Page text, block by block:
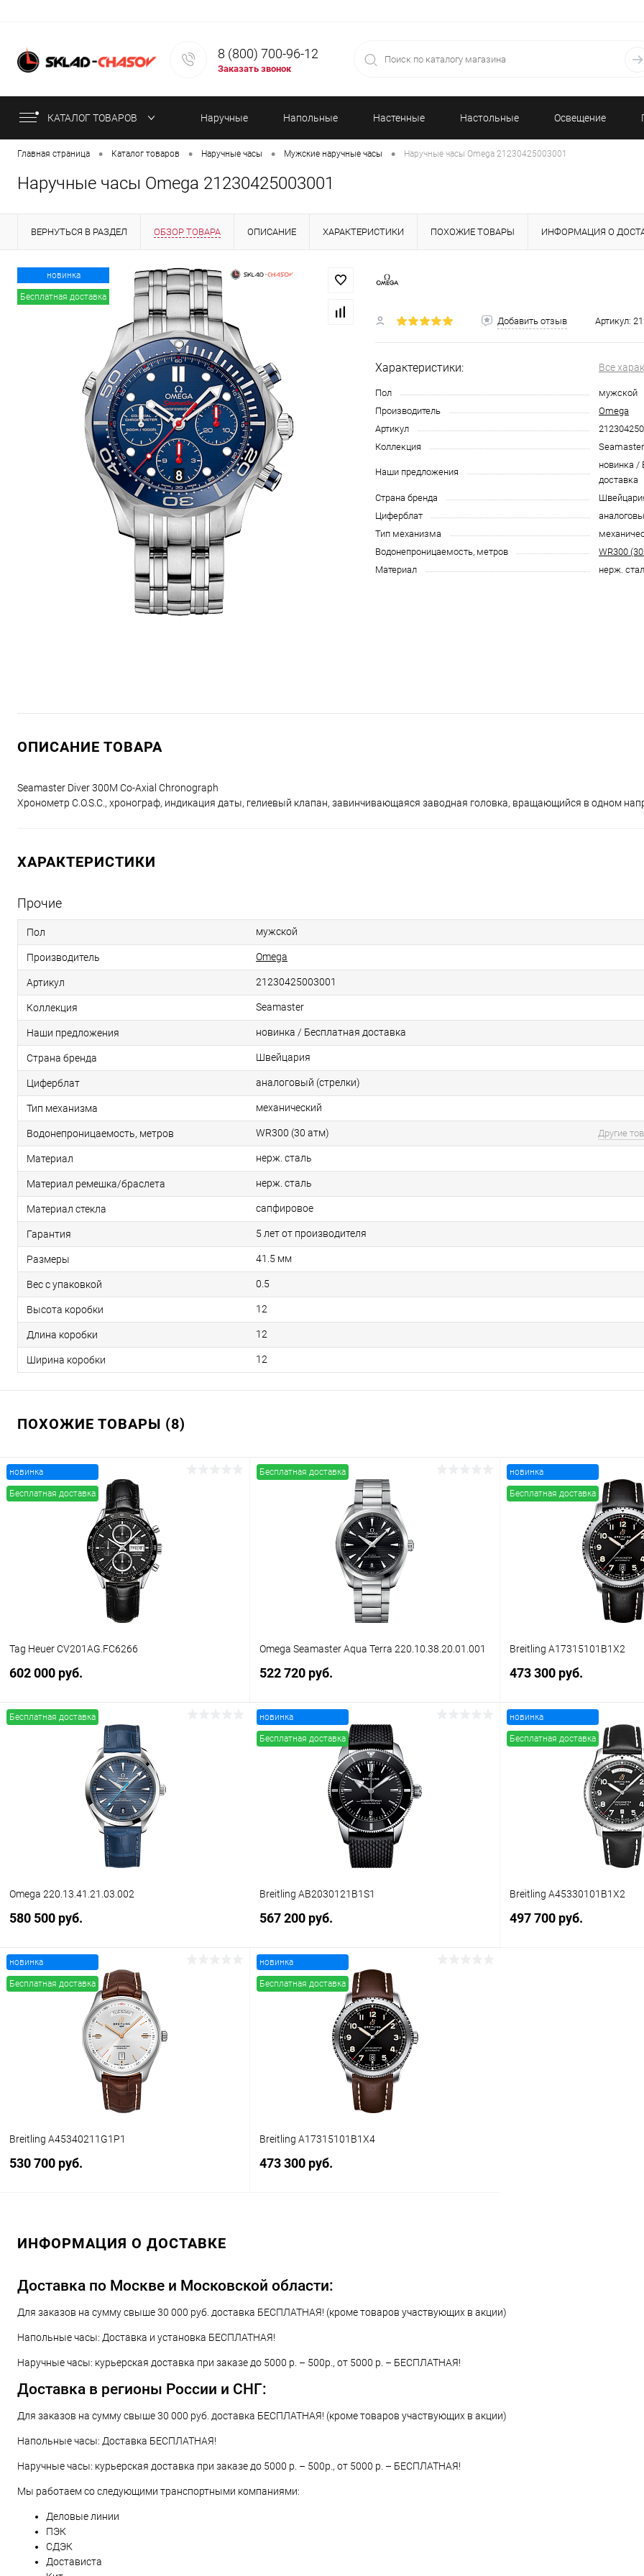
8 (800) 700-96-12
Заказать звонок
КАТАЛОГ ТОВАРОВ Наручные
часы
Напольные
часы
Настенные Настольные Освещение
Главная страница • Каталог товаров • Наручные часы • Мужские наручные часы • Наручные часы Omega 21230425003001
Наручные часы Omega 21230425003001
ВЕРНУТЬСЯ В РАЗДЕЛ ОБЗОР ТОВАРА ОПИСАНИЕ ХАРАКТЕРИСТИКИ ПОХОЖИЕ ТОВАРЫ ИНФОРМАЦИЯ О
ИНФОРМАЦИЯ ОБ ОПЛАТЕ СТАТЬИ
новинка
Бесплатная доставка
Добавить отзыв Артикул:
Характеристики: Все
Пол
мужской
Производитель
Omega
Артикул
Коллекция
Seamaster
Наши предложения
новинка /
доставка
Страна бренда
Циферблат
Тип механизма
Водонепроницаемость, метров
WR300
Материал
нерж.
ОПИСАНИЕ ТОВАРА
Seamaster Diver 300M Co-Axial Chronograph
Хронометр C.O.S.C., хронограф, индикация даты, гелиевый клапан, завинчивающаяся заводная головка, вращающийся в одном
ХАРАКТЕРИСТИКИ
Прочие
Пол мужской
Производитель Omega
Артикул 21230425003001
Коллекция Seamaster
Наши предложения новинка / Бесплатная доставка
Страна бренда Швейцария
Циферблат аналоговый (стрелки)
Тип механизма механический
Водонепроницаемость, метров WR300 (30 атм) Другие
Материал нерж. сталь
Материал ремешка/браслета нерж. сталь
Материал стекла сапфировое
Гарантия 5 лет от производителя
Размеры 41.5 мм
Вес с упаковкой 0.5
Высота коробки 12
Длина коробки 12
Ширина коробки 12
ПОХОЖИЕ ТОВАРЫ (8)
новинка
Бесплатная доставка
Tag Heuer CV201AG.FC6266
602 000 руб.
В корзину
Купить в 1 клик Сравнение
В наличии
Бесплатная доставка
Omega Seamaster Aqua Terra 220.10.38.20.01.001
522 720 руб.
В корзину
Купить в 1 клик Сравнение
В наличии
новинка
Бесплатная доставка
Breitling A17315101B1X2
473 300 руб.
В
Купить в 1 клик
Бесплатная доставка
Omega 220.13.41.21.03.002
580 500 руб.
В корзину
Купить в 1 клик Сравнение
В наличии
новинка
Бесплатная доставка
Breitling AB2030121B1S1
567 200 руб.
В корзину
Купить в 1 клик Сравнение
В наличии
новинка
Бесплатная доставка
Breitling A45330101B1X2
497 700 руб.
новинка
Бесплатная доставка
Breitling A45340211G1P1
530 700 руб.
В избранное В наличии
новинка
Бесплатная доставка
Breitling A17315101B1X4
473 300 руб.
В избранное
ИНФОРМАЦИЯ О ДОСТАВКЕ
Доставка по Москве и Московской области:
Для заказов на сумму свыше 30 000 руб. доставка БЕСПЛАТНАЯ! (кроме товаров участвующих в акции)
Напольные часы: Доставка и установка БЕСПЛАТНАЯ!
Наручные часы: курьерская доставка при заказе до 5000 р. – 500р., от 5000 р. – БЕСПЛАТНАЯ!
Доставка в регионы России и СНГ:
Для заказов на сумму свыше 30 000 руб. доставка БЕСПЛАТНАЯ! (кроме товаров участвующих в акции)
Напольные часы: Доставка БЕСПЛАТНАЯ!
Наручные часы: курьерская доставка при заказе до 5000 р. – 500р., от 5000 р. – БЕСПЛАТНАЯ!
Мы работаем со следующими транспортными компаниями:
Деловые линии
ПЭК
СДЭК
Достависта